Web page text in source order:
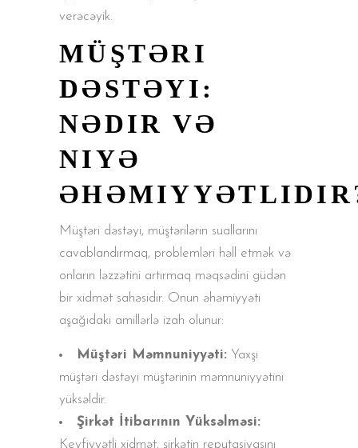
verəcəyik.
MÜŞTƏRI
DƏSTƏYI:
NƏDIR VƏ
NIYƏ
Müştəri dəstəyi, müştərilərin suallarını
cavablandırmaq, problemləri həll etmək və
onların ləzzətini artırmaq məqsədini güdən
bir xidmət sahəsidir. Onun əhəmiyyəti
aşağıdakı amillərlə izah olunur:
Müştəri Məmnuniyyəti: Yaxşı
müştəri dəstəyi müştərinin məmnuniyyətini
yüksəldir.
Şirkət İtibarının Yüksəlməsi:
Keyfiyyətli xidmət, şirkətin reputasiyasını